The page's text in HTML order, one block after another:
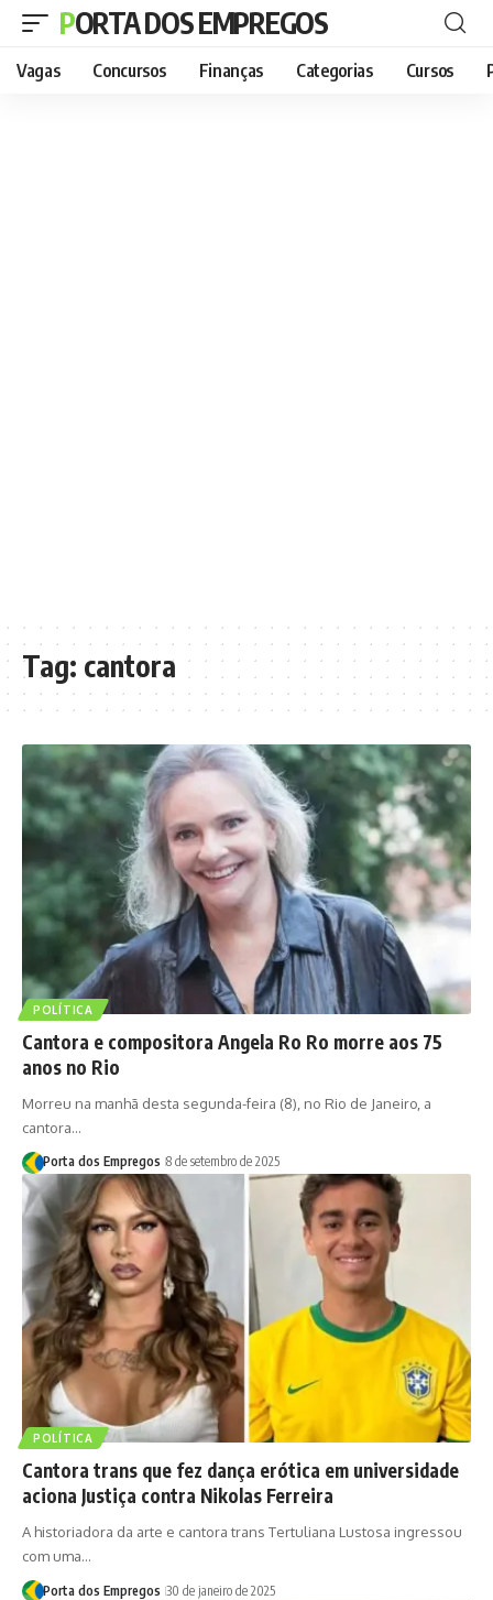
PORTA DOS EMPREGOS
Vagas Concursos Finanças Categorias Cursos
Tag: cantora
POLÍTICA
Cantora e compositora Angela Ro Ro morre aos 75
anos no Rio
Morreu na manhã desta segunda-feira (8), no Rio de Janeiro, a
cantora…
Porta dos Empregos 8 de setembro de 2025
POLÍTICA
Cantora trans que fez dança erótica em universidade
aciona Justiça contra Nikolas Ferreira
A historiadora da arte e cantora trans Tertuliana Lustosa ingressou
com uma…
Porta dos Empregos 30 de janeiro de 2025